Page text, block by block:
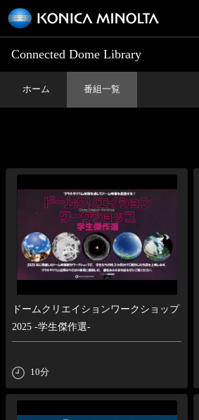
Connected Dome Library
ホーム 番組一覧
ドームクリエイションワークショップ
2025 -学生傑作選-
10分